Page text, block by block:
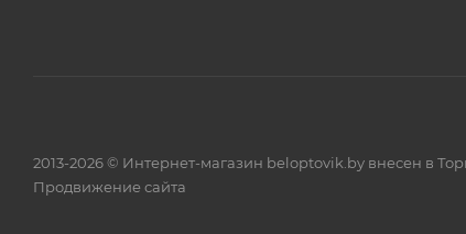
2013-2026 © Интернет-магазин beloptovik.by внесен в
Продвижение сайта